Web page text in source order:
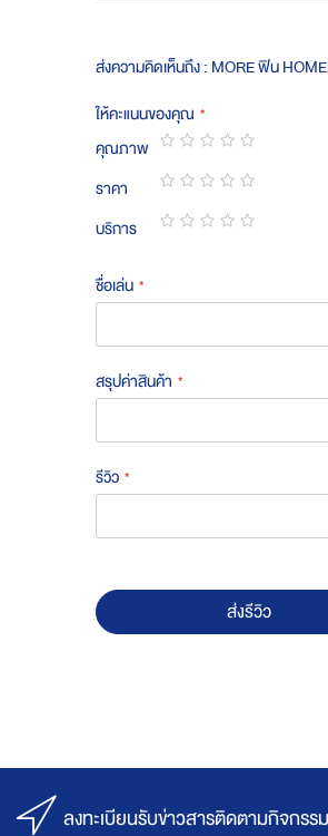
ส่งความคิดเห็นถึง : MORE ฟิน
ให้คะแนนของคุณ
คุณภาพ
1
star
2
stars
3
stars
4
stars
5
stars
ราคา
1
star
2
stars
3
stars
4
stars
5
stars
บริการ
ชื่อเล่น
สรุปค่าสินค้า
รีวิว
ส่งรีวิว
ลงทะเบียนรับข่าวสารติดตามกิจกรร